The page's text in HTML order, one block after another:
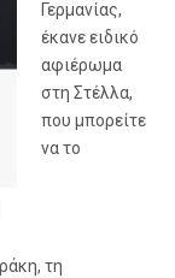
Γερμανίας,
έκανε ειδικό
αφιέρωμα
στη Στέλλα,
που μπορείτε
να το
τη